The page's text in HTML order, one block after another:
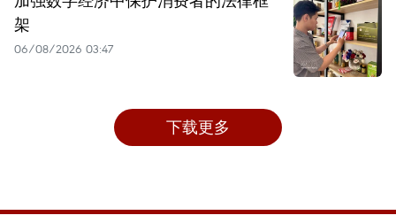
架
06/08/2026 03:47
下载更多